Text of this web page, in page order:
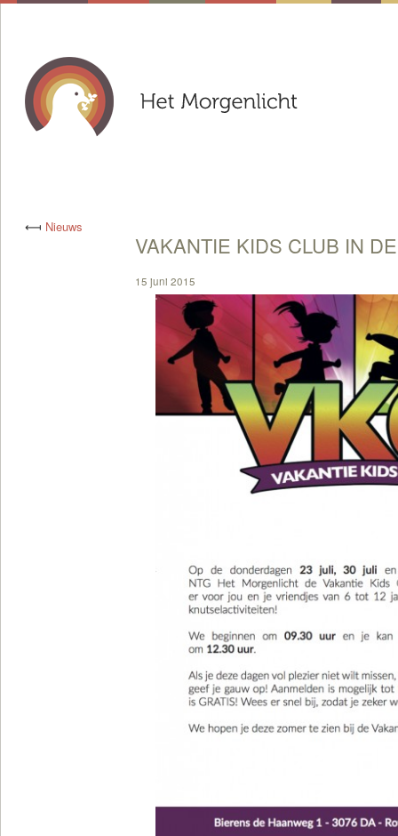
⟻ Nieuws
VAKANTIE KIDS CLUB IN
15 juni 2015